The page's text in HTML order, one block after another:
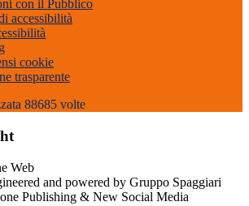
con il Pubblico
accessibilità
cookie
trasparente
88685 volte
and powered by Gruppo Spaggiari
Publishing & New Social Media